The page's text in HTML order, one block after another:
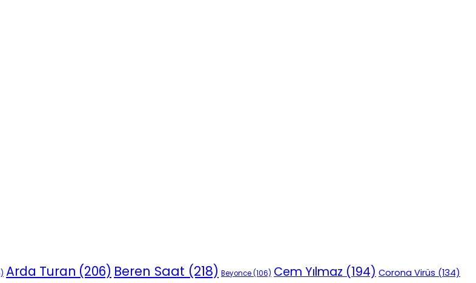
Arda Turan (206) Beren Saat (218) Beyonce(106) Cem Yılmaz (194) Corona Virüs (134)